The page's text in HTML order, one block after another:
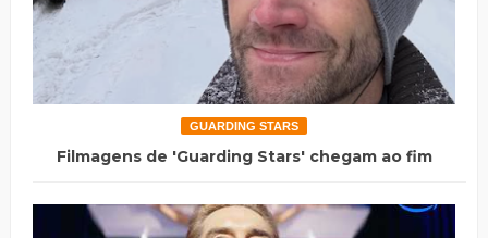
GUARDING STARS
Filmagens de 'Guarding Stars' chegam ao fim